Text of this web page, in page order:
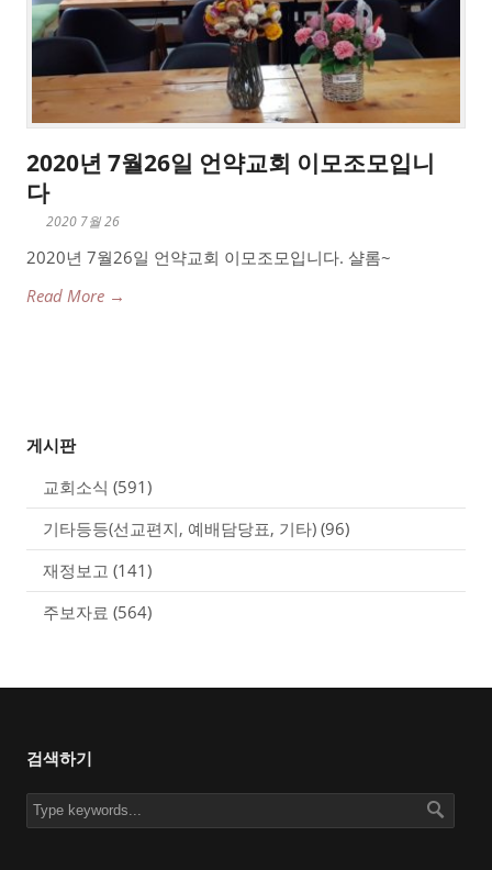
2020년 7월26일 언약교회 이모조모입니
다
2020 7월 26
2020년 7월26일 언약교회 이모조모입니다. 샬롬~
Read More →
게시판
교회소식 (591)
기타등등(선교편지, 예배담당표, 기타) (96)
재정보고 (141)
주보자료 (564)
검색하기